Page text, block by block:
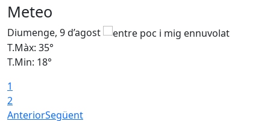
Meteo
Diumenge, 9 d’agost
T.Màx: 35°
T.Min: 18°
1
2
AnteriorSegüent